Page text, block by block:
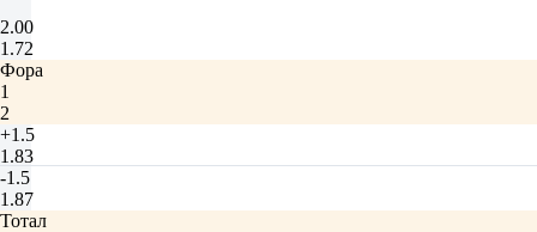
2.00
1.72
Фора
1
2
+1.5
1.83
-1.5
1.87
Тотал